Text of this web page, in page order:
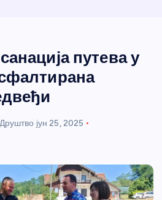
портал
путева у
Друштво јун 25, 2025